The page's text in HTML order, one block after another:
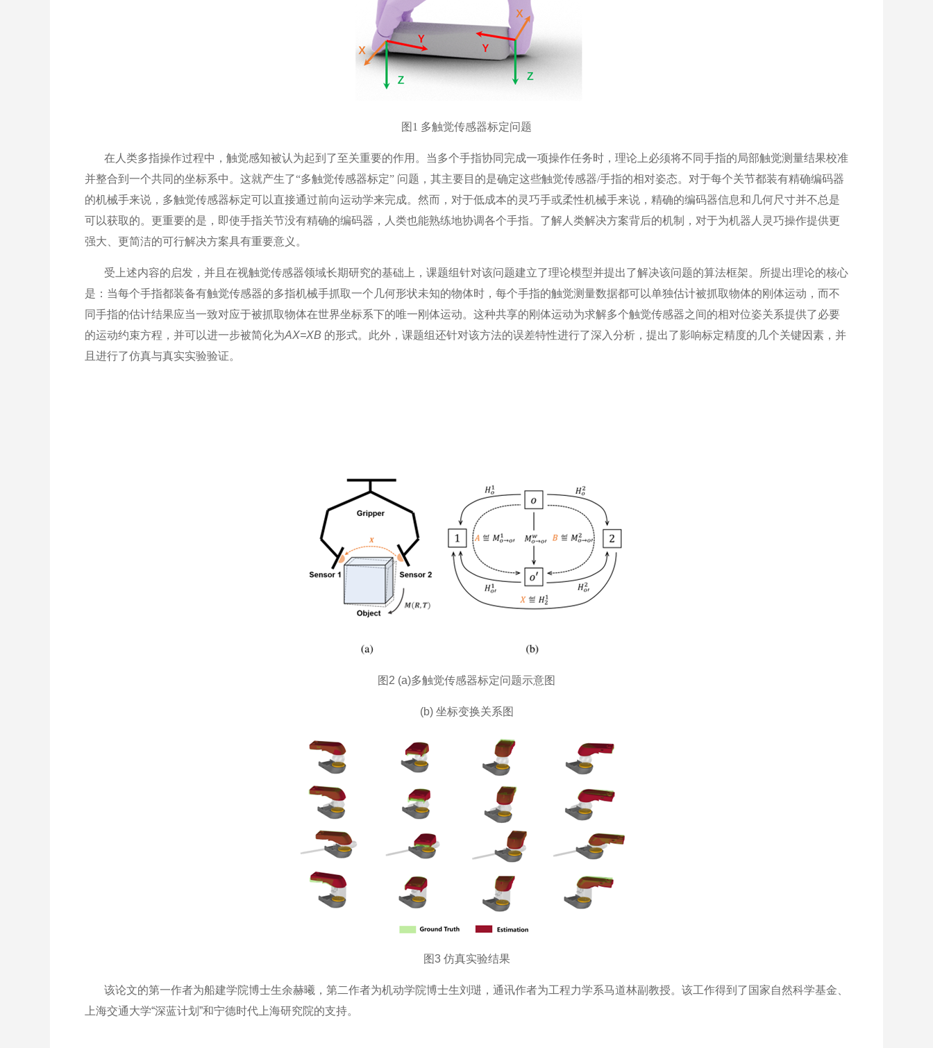
图1 多触觉传感器标定问题
在人类多指操作过程中，触觉感知被认为起到了至关重要的作用。当多个手指协同完成一项操作任务时，理论上必须将不同手指的局部触觉测量结果校准
并整合到一个共同的坐标系中。这就产生了“多触觉传感器标定” 问题，其主要目的是确定这些触觉传感器/手指的相对姿态。对于每个关节都装有精确编码器
的机械手来说，多触觉传感器标定可以直接通过前向运动学来完成。然而，对于低成本的灵巧手或柔性机械手来说，精确的编码器信息和几何尺寸并不总是
可以获取的。更重要的是，即使手指关节没有精确的编码器，人类也能熟练地协调各个手指。了解人类解决方案背后的机制，对于为机器人灵巧操作提供更
强大、更简洁的可行解决方案具有重要意义。
受上述内容的启发，并且在视触觉传感器领域长期研究的基础上，课题组针对该问题建立了理论模型并提出了解决该问题的算法框架。所提出理论的核心
是：当每个手指都装备有触觉传感器的多指机械手抓取一个几何形状未知的物体时，每个手指的触觉测量数据都可以单独估计被抓取物体的刚体运动，而不
同手指的估计结果应当一致对应于被抓取物体在世界坐标系下的唯一刚体运动。这种共享的刚体运动为求解多个触觉传感器之间的相对位姿关系提供了必要
的运动约束方程，并可以进一步被简化为AX=XB 的形式。此外，课题组还针对该方法的误差特性进行了深入分析，提出了影响标定精度的几个关键因素，并
且进行了仿真与真实实验验证。
图2 (a)多触觉传感器标定问题示意图
(b) 坐标变换关系图
图3 仿真实验结果
该论文的第一作者为船建学院博士生余赫曦，第二作者为机动学院博士生刘琎，通讯作者为工程力学系马道林副教授。该工作得到了国家自然科学基金、
上海交通大学“深蓝计划”和宁德时代上海研究院的支持。